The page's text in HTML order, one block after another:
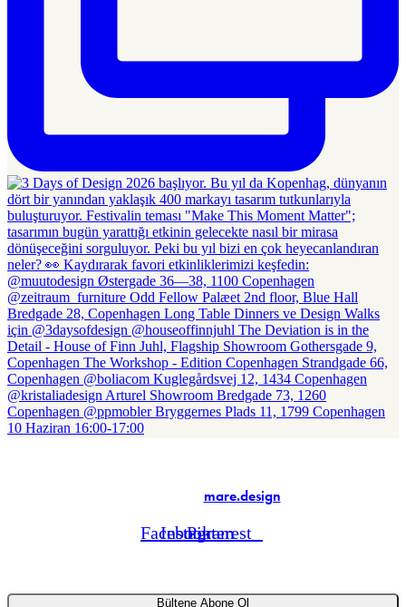
mare.design
Facebook
Instagram
Pinterest